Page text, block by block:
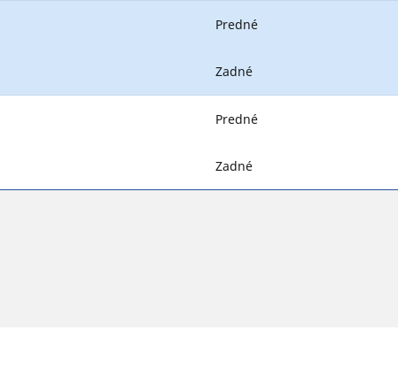
Predné
Zadné
Predné
Zadné